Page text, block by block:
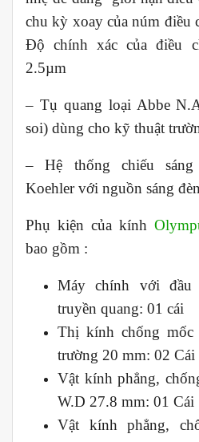
chu kỳ xoay của núm điều
Độ chính xác của điều
2.5µm
– Tụ quang loại Abbe
soi) dùng cho kỹ thuật
– Hệ thống chiếu sáng
Koehler với nguồn sáng
Phụ kiện của kính
bao gồm :
Máy chính với đầu
truyền quang: 01 cái
Thị kính chống
trường 20 mm: 02 Cái
Vật kính phẳng,
W.D 27.8 mm: 01 Cái
Vật kính phẳng,